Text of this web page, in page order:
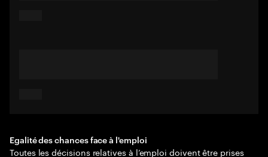
Egalité des chances face à l'emploi
Toutes les décisions relatives à l’emploi doivent être prises